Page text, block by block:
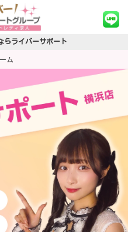
らライバーサポート
ム